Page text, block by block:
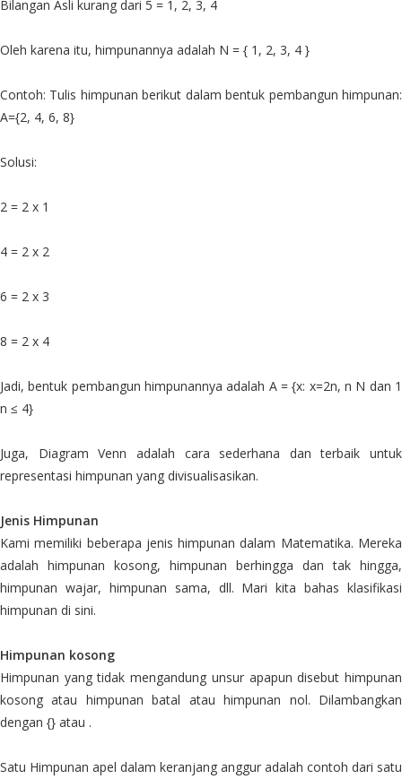
Bilangan Asli kurang dari 5 = 1, 2, 3, 4
Oleh karena itu, himpunannya adalah N = { 1, 2, 3, 4 }
Contoh: Tulis himpunan berikut dalam bentuk pembangun himpunan:
A={2, 4, 6, 8}
Solusi:
2 = 2 x 1
4 = 2 x 2
6 = 2 x 3
8 = 2 x 4
Jadi, bentuk pembangun himpunannya adalah A = {x: x=2n, n N dan 1
n ≤ 4}
Juga, Diagram Venn adalah cara sederhana dan terbaik untuk
representasi himpunan yang divisualisasikan.
Jenis Himpunan
Kami memiliki beberapa jenis himpunan dalam Matematika. Mereka
adalah himpunan kosong, himpunan berhingga dan tak hingga,
himpunan wajar, himpunan sama, dll. Mari kita bahas klasifikasi
himpunan di sini.
Himpunan kosong
Himpunan yang tidak mengandung unsur apapun disebut himpunan
kosong atau himpunan batal atau himpunan nol. Dilambangkan
dengan {} atau .
Satu Himpunan apel dalam keranjang anggur adalah contoh dari satu